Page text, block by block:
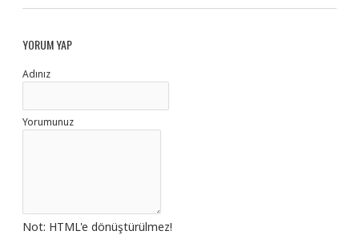
YORUM YAP
Adınız
Yorumunuz
Not: HTML'e dönüştürülmez!